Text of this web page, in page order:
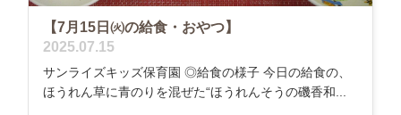
【7月15日㈫の給食・おやつ】
2025.07.15
サンライズキッズ保育園 ◎給食の様子 今日の給食の、
ほうれん草に青のりを混ぜた“ほうれんそうの磯香和...